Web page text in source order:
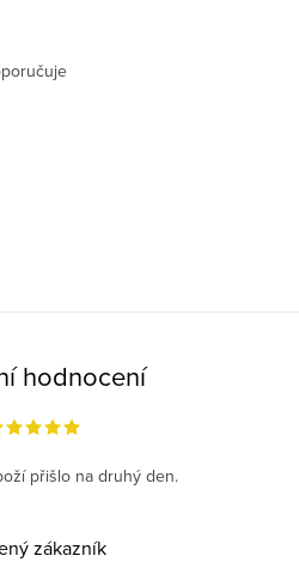
hodnocení
přišlo na druhý den.
zákazník